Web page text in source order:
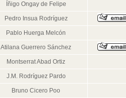
Íñigo Ongay de Felipe
Pedro Insua Rodríguez
Pablo Huerga Melcón
Atilana Guerrero Sánchez
Montserrat Abad Ortiz
J.M. Rodríguez Pardo
Bruno Cicero Poo